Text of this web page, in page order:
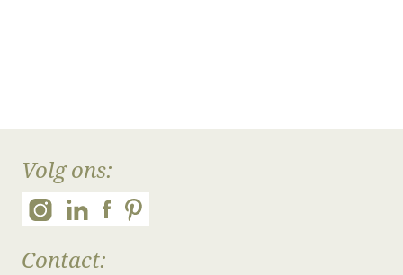
Volg ons:
Contact: